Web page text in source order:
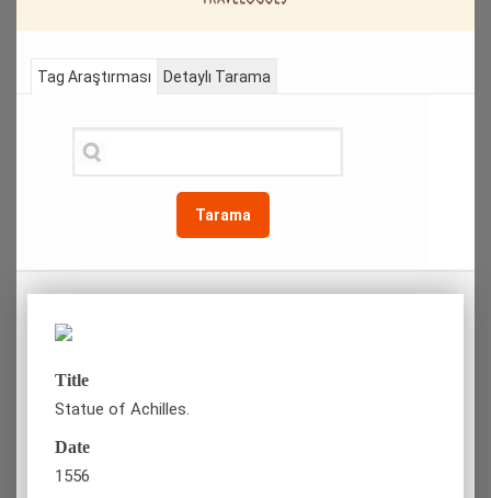
Tag Araştırması
Tarama
Detaylı Tarama
Title
Statue of Achilles.
Date
1556